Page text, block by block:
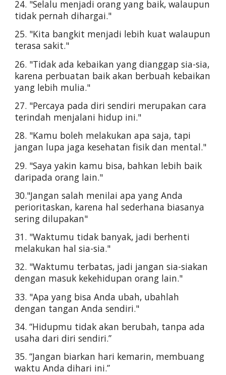
24. "Selalu menjadi orang yang baik, walaupun
tidak pernah dihargai."
25. "Kita bangkit menjadi lebih kuat walaupun
terasa sakit."
26. "Tidak ada kebaikan yang dianggap sia-sia,
karena perbuatan baik akan berbuah kebaikan
yang lebih mulia."
27. "Percaya pada diri sendiri merupakan cara
terindah menjalani hidup ini."
28. "Kamu boleh melakukan apa saja, tapi
jangan lupa jaga kesehatan fisik dan mental."
29. "Saya yakin kamu bisa, bahkan lebih baik
daripada orang lain."
30."Jangan salah menilai apa yang Anda
perioritaskan, karena hal sederhana biasanya
sering dilupakan"
31. "Waktumu tidak banyak, jadi berhenti
melakukan hal sia-sia."
32. "Waktumu terbatas, jadi jangan sia-siakan
dengan masuk kekehidupan orang lain."
33. "Apa yang bisa Anda ubah, ubahlah
dengan tangan Anda sendiri."
34. “Hidupmu tidak akan berubah, tanpa ada
usaha dari diri sendiri.”
35. “Jangan biarkan hari kemarin, membuang
waktu Anda dihari ini.”